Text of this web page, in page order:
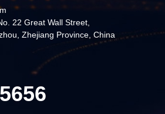
22 Great Wall Street,
Zhejiang Province, China